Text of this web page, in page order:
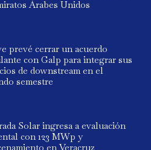
Árabes Unidos
prevé cerrar un acuerdo
con Galp para integrar sus
de downstream en el
semestre
Solar ingresa a evaluación
con 123 MWp y
en Veracruz